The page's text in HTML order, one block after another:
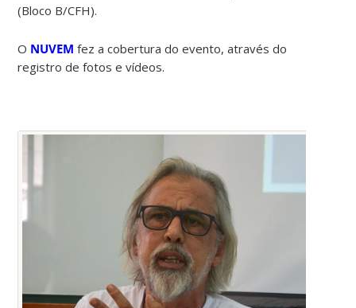
(Bloco B/CFH).
O NUVEM fez a cobertura do evento, através do
registro de fotos e vídeos.